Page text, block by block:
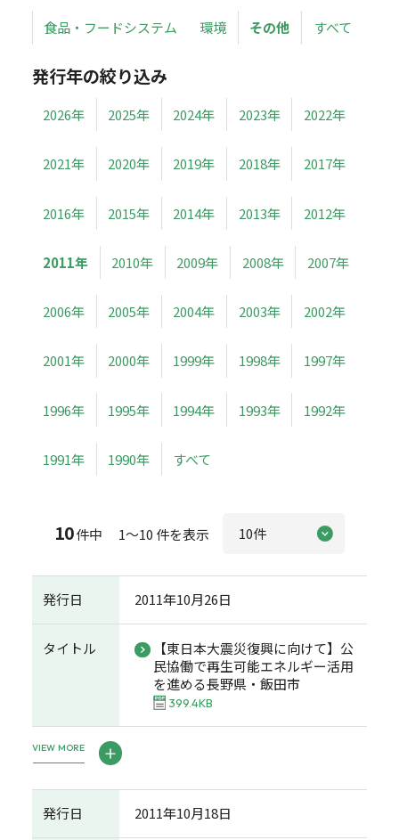
食品・フードシステム 環境 その他 すべて
発行年の絞り込み
2026年 2025年 2024年 2023年 2022年
2021年 2020年 2019年 2018年 2017年
2016年 2015年 2014年 2013年 2012年
2011年 2010年 2009年 2008年 2007年
2006年 2005年 2004年 2003年 2002年
2001年 2000年 1999年 1998年 1997年
1996年 1995年 1994年 1993年 1992年
1991年 1990年 すべて
10件中 1～10 件を表示
発行日 2011年10月26日
タイトル
【東日本大震災復興に向けて】公
民協働で再生可能エネルギー活用
を進める長野県・飯田市
399.4KB
VIEW MORE
発行日 2011年10月18日